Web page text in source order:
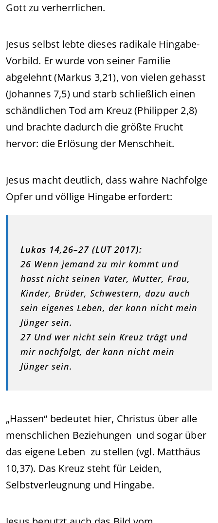
Gott zu verherrlichen.
Jesus selbst lebte dieses radikale Hingabe-
Vorbild. Er wurde von seiner Familie
abgelehnt (Markus 3,21), von vielen gehasst
(Johannes 7,5) und starb schließlich einen
schändlichen Tod am Kreuz (Philipper 2,8)
und brachte dadurch die größte Frucht
hervor: die Erlösung der Menschheit.
Jesus macht deutlich, dass wahre Nachfolge
Opfer und völlige Hingabe erfordert:
Lukas 14,26–27 (LUT 2017):
26 Wenn jemand zu mir kommt und
hasst nicht seinen Vater, Mutter, Frau,
Kinder, Brüder, Schwestern, dazu auch
sein eigenes Leben, der kann nicht mein
Jünger sein.
27 Und wer nicht sein Kreuz trägt und
mir nachfolgt, der kann nicht mein
Jünger sein.
„Hassen“ bedeutet hier, Christus über alle
menschlichen Beziehungen und sogar über
das eigene Leben zu stellen (vgl. Matthäus
10,37). Das Kreuz steht für Leiden,
Selbstverleugnung und Hingabe.